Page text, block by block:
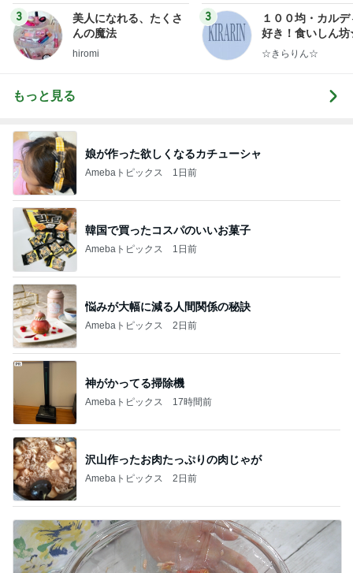
3
美人になれる、たくさ
んの魔法
hiromi
3
１００均・カルデ
好き！食いしん
らりん☆のブログ
☆きらりん☆
もっと見る
娘が作った欲しくなるカチューシャ
Amebaトピックス 1日前
韓国で買ったコスパのいいお菓子
Amebaトピックス 1日前
悩みが大幅に減る人間関係の秘訣
Amebaトピックス 2日前
神がかってる掃除機
Amebaトピックス 17時間前
沢山作ったお肉たっぷりの肉じゃが
Amebaトピックス 2日前